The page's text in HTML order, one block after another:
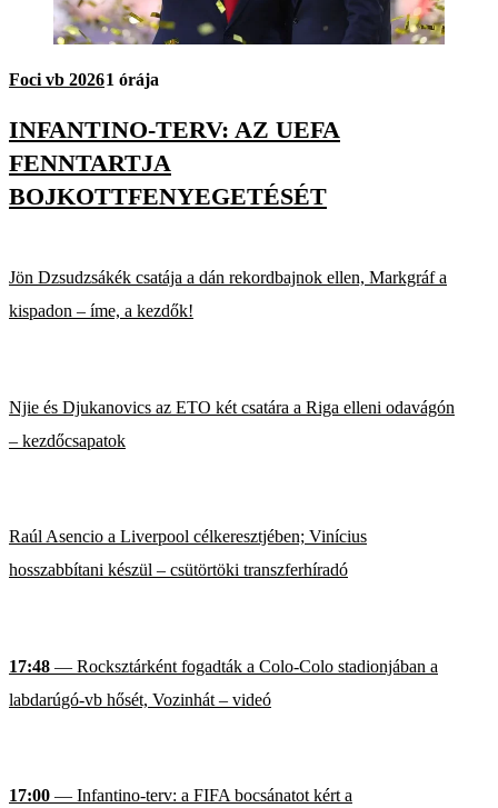
Foci vb 20261 órája
INFANTINO-TERV: AZ UEFA
FENNTARTJA
BOJKOTTFENYEGETÉSÉT
Jön Dzsudzsákék csatája a dán rekordbajnok ellen, Markgráf a
kispadon – íme, a kezdők!
Njie és Djukanovics az ETO két csatára a Riga elleni odavágón
– kezdőcsapatok
Raúl Asencio a Liverpool célkeresztjében; Vinícius
hosszabbítani készül – csütörtöki transzferhíradó
17:48 — Rocksztárként fogadták a Colo-Colo stadionjában a
labdarúgó-vb hősét, Vozinhát – videó
17:00 — Infantino-terv: a FIFA bocsánatot kért a